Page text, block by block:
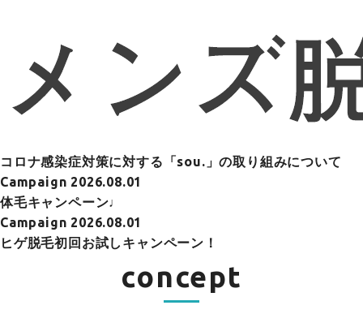
コロナ感染症対策に対する「sou.」の取り組みについて
Campaign 2026.08.01
体毛キャンペーン♩
Campaign 2026.08.01
ヒゲ脱毛初回お試しキャンペーン！
concept